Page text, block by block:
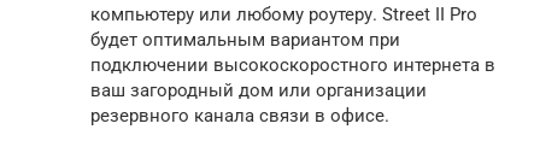
компьютеру или любому роутеру. Street II Pro
будет оптимальным вариантом при
подключении высокоскоростного интернета в
ваш загородный дом или организации
резервного канала связи в офисе.